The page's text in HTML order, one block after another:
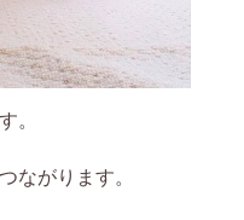
。
ながります。